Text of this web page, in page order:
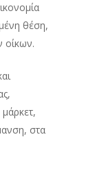
θέση,
οίκων.
στα